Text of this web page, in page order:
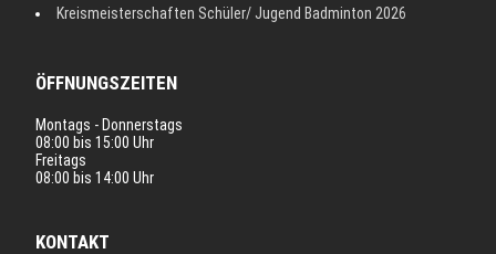
Kreismeisterschaften Schüler/ Jugend Badminton 2026
ÖFFNUNGSZEITEN
Montags - Donnerstags
08:00 bis 15:00 Uhr
Freitags
08:00 bis 14:00 Uhr
KONTAKT